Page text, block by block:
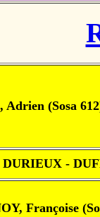
(Sosa
DURIEUX -
Françoise